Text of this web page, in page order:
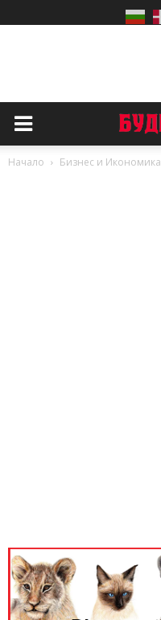
Начало Бизнес и Икономика